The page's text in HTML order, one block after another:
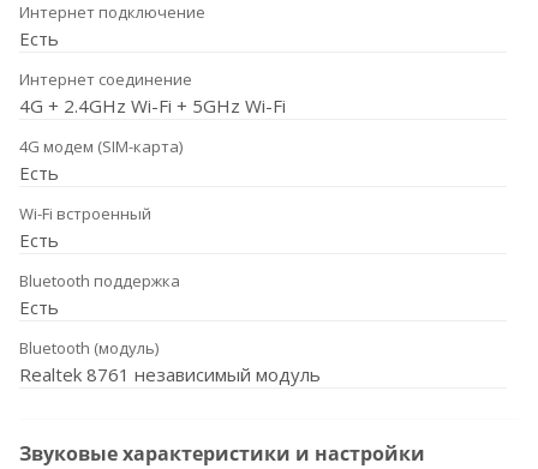
Интернет подключение
Есть
Интернет соединение
4G + 2.4GHz Wi-Fi + 5GHz Wi-Fi
4G модем (SIM-карта)
Есть
Wi-Fi встроенный
Есть
Bluetooth поддержка
Есть
Bluetooth (модуль)
Realtek 8761 независимый модуль
Звуковые характеристики и настройки